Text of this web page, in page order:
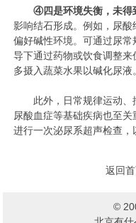
④四是环境失衡，未得
影响结石形成。例如，尿
偏好碱性环境。可通过尿
导下通过药物或饮食调整
多摄入蔬菜水果以碱化尿液
此外，日常规律运动、
尿酸血症等基础疾病也至
进行一次泌尿系超声检查，
返回
©